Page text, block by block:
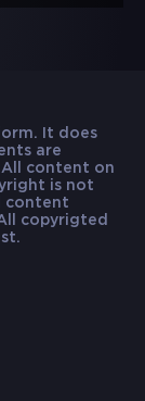
It does
are
content on
is not
content
copyrigted